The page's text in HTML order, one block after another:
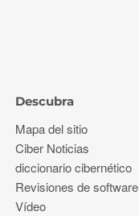
Descubra
Mapa del sitio
Ciber Noticias
diccionario cibernético
Revisiones de software
Vídeo